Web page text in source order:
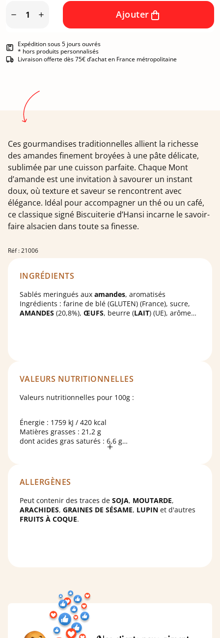
  Ajouter
Expédition sous 5 jours ouvrés
* hors produits personnalisés
Livraison offerte dès 75€ d’achat en France métropolitaine
Ces gourmandises traditionnelles allient la richesse
des amandes finement broyées à une pâte délicate,
sublimée par une cuisson parfaite. Chaque Mont
d’amande est une invitation à savourer un instant
doux, où texture et saveur se rencontrent avec
élégance. Idéal pour accompagner un thé ou un café,
ce classique signé Biscuiterie d’Hansi incarne le savoir-
faire alsacien dans toute sa finesse.
Réf : 21006
INGRÉDIENTS
Sablés meringués aux amandes, aromatisés
Ingrédients : farine de blé (GLUTEN) (France), sucre,
AMANDES (20,8%), ŒUFS, beurre (LAIT) (UE), arôme
VALEURS NUTRITIONNELLES
Valeurs nutritionnelles pour 100g :
Énergie : 1759 kJ / 420 kcal
Matières grasses : 21,2 g
dont acides gras saturés : 6,6 g
Sel : 0,039 g
ALLERGÈNES
Peut contenir des traces de SOJA, MOUTARDE,
ARACHIDES, GRAINES DE SÉSAME, LUPIN et d'autres
FRUITS À COQUE.